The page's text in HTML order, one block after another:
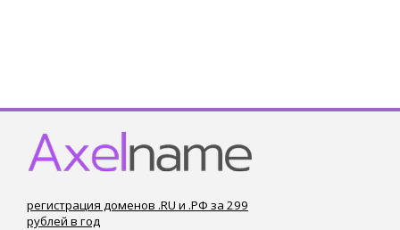
регистрация доменов .RU и .РФ за 299
рублей в год